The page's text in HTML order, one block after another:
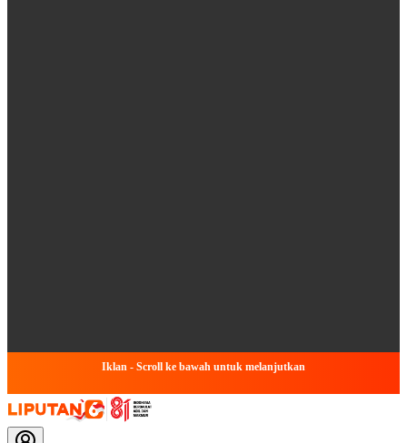
Iklan - Scroll ke bawah untuk melanjutkan